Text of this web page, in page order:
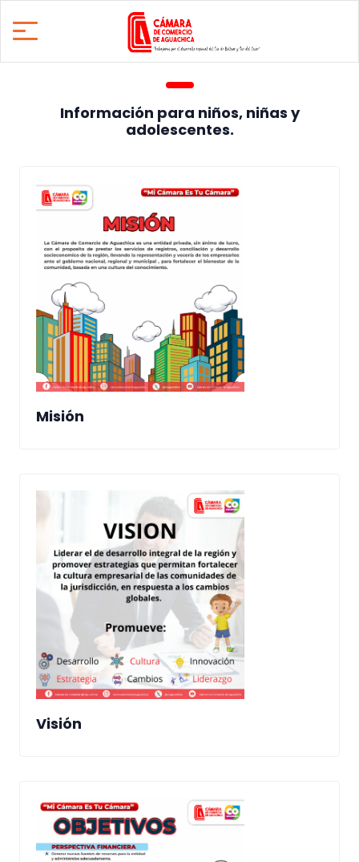
Información para niños, niñas y
adolescentes.
Misión
Visión